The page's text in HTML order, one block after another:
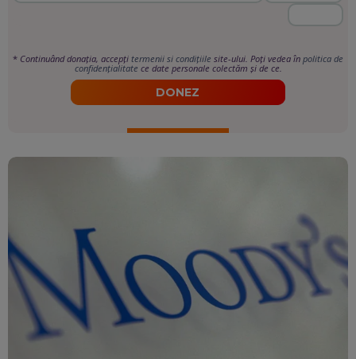
* Continuând donația, accepți termenii si condițiile site-ului. Poți vedea în politica de
confidențialitate ce date personale colectăm și de ce.
DONEZ